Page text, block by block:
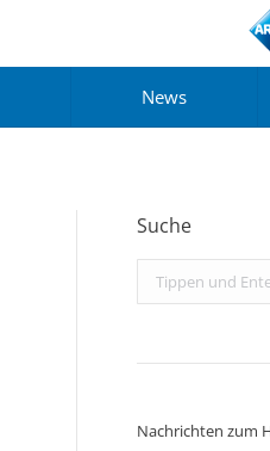
News
Suche
Search:
Nachrichten zum